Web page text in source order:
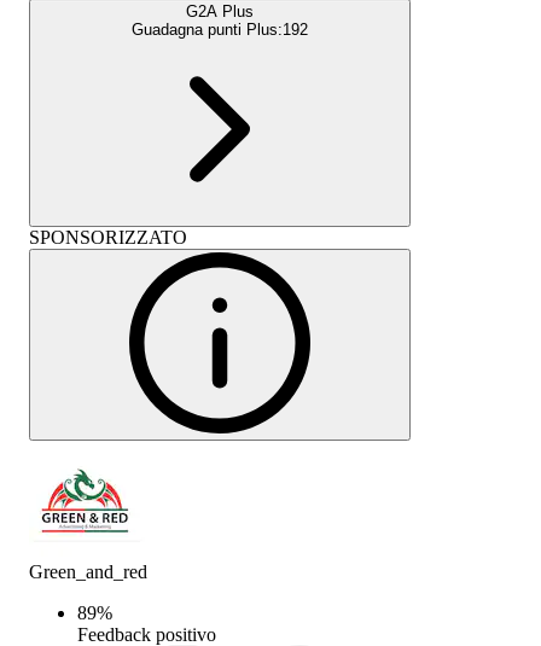
G2A Plus
Guadagna punti Plus:192
SPONSORIZZATO
Green_and_red
89%
Feedback positivo